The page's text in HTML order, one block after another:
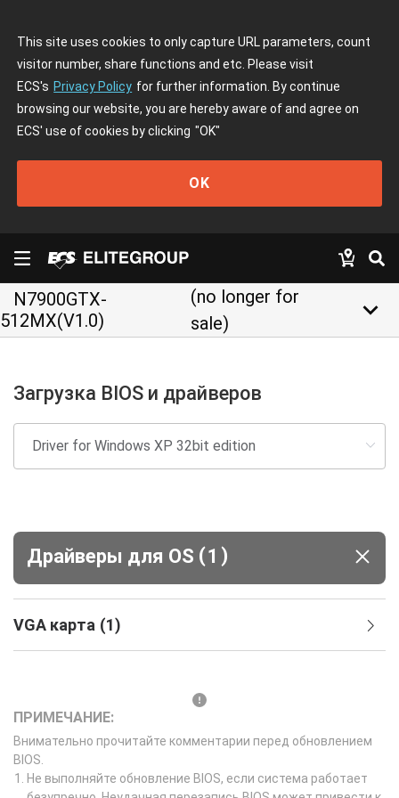
This site uses cookies to only capture URL parameters, count
visitor number, share functions and etc. Please visit
ECS's Privacy Policy for further information. By continue
browsing our website, you are hereby aware of and agree on
ECS' use of cookies by clicking "OK"
OK
N7900GTX-
512MX(V1.0)
(no longer for
sale)
keyboard_arrow_down
Загрузка BIOS и драйверов
Драйверы для ОS (1 )
VGA карта (1)
ПРИМЕЧАНИЕ:
Внимательно прочитайте комментарии перед обновлением
BIOS.
Не выполняйте обновление BIOS, если система работает